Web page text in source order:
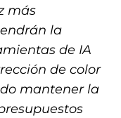
más
la
de IA
de color
mantener la